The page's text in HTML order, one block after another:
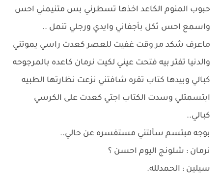
حبوب المنوم الكاعد اخذها تسطرني بس متنيمني احس
واسمع احس ثكل بأجفاني وايدي ورجلي تنمل ..
ماعرف شكد مر وقت غفيت للعصر كعدت راسي يموتني
والدنيا تفتر بيه فتحت عيني لكيت نرمان كاعده بالمرجوحه
كبالي وبيدها كتاب تقره شافتني نزعت نظارتها الطبيه
ابتسمتلي وسدت الكتاب اجتي كعدت على الكرسي
كبالي..
بوجه مبتسم سألتني مستفسره عن حالي..
نرمان : شلونج اليوم احسن ؟
سيلين : الحمدلله.